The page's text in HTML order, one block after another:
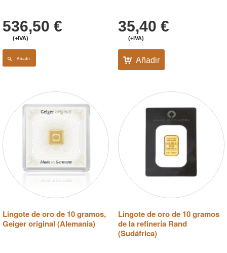
536,50 €
(+IVA)
Añadir
35,40 €
(+IVA)
Añadir
Lingote de oro de 10 gramos,
Geiger original (Alemania)
Lingote de oro de 10 gramos
de la refinería Rand
(Sudáfrica)